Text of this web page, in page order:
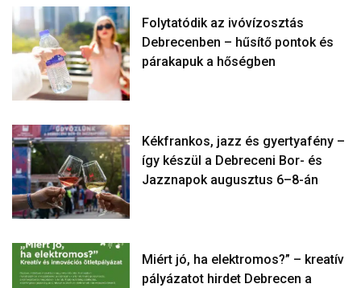
Folytatódik az ivóvízosztás
Debrecenben – hűsítő pontok és
párakapuk a hőségben
Kékfrankos, jazz és gyertyafény –
így készül a Debreceni Bor- és
Jazznapok augusztus 6–8-án
Miért jó, ha elektromos?” – kreatív
pályázatot hirdet Debrecen a